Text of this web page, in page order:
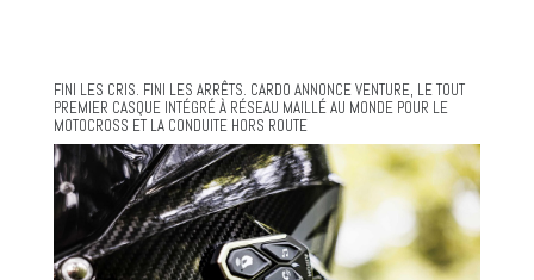
FINI LES CRIS. FINI LES ARRÊTS. CARDO ANNONCE VENTURE, LE TOUT
PREMIER CASQUE INTÉGRÉ À RÉSEAU MAILLÉ AU MONDE POUR LE
MOTOCROSS ET LA CONDUITE HORS ROUTE